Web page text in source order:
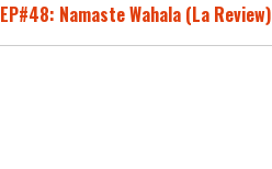
EP#48: Namaste Wahala (La Review)